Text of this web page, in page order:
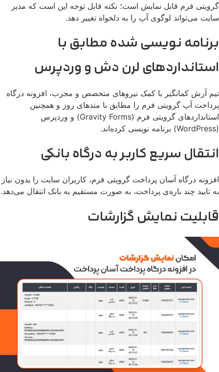
گرویتی فرم قابل نمایش است؛ نکته قابل توجه این است که مدیر
سایت می‌تواند لوگوی آپ را به دلخواه تغییر دهد.
برنامه نویسی شده مطابق با
استانداردهای لرن دش و وردپرس
تیم آرش کمانگیر با کمک نیروهای متخصص و مجرب، افزونه درگاه
پرداخت آپ گرویتی فرم را مطابق با متدهای روز و همچنین
استانداردهای گرویتی فرم (Gravity Forms) و وردپرس
(WordPress) برنامه نویسی کرده‌اند.
انتقال سریع کاربر به درگاه بانکی
افزونه درگاه آسان پرداخت گرویتی فرم، کاربران سایت را بدون نیاز
به تایید چند باره‌ی پرداخت، به صورت مستقیم به بانک انتقال می‌دهد.
قابلیت نمایش گزارشات